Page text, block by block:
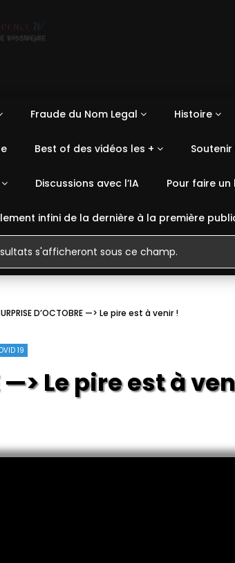
Fraude du Nom Legal Histoire
Best of des vidéos les +
Discussions avec l’IA Pour faire
infini de la dernière à la première
D’OCTOBRE —> Le pire est à venir !
19
—> Le pire est à